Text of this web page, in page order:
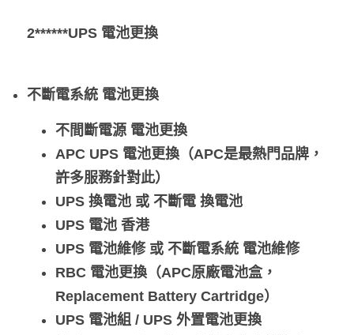
2******UPS 電池更換
不斷電系統 電池更換
不間斷電源 電池更換
APC UPS 電池更換（APC是最熱門品牌，
許多服務針對此）
UPS 換電池 或 不斷電 換電池
UPS 電池 香港
UPS 電池維修 或 不斷電系統 電池維修
RBC 電池更換（APC原廠電池盒，
Replacement Battery Cartridge）
UPS 電池組 / UPS 外置電池更換